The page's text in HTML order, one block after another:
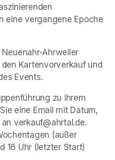
eine vergangene Epoche
Ahrweiler
Kartenvorverkauf und
Events.
zu ihrem
eine Email mit Datum,
verkauf@ahrtal.de.
(außer
16 Uhr (letzter Start)